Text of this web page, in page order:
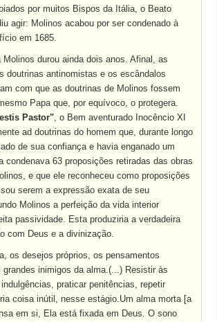
por muitos Bispos da Itália, o Beato
agir: Molinos acabou por ser condenado à
em 1685.
durou ainda dois anos. Afinal, as
doutrinas antinomistas e os escândalos
com que as doutrinas de Molinos fossem
Papa que, por equívoco, o protegera.
Pastor", o Bem aventurado Inocêncio XI
ad doutrinas do homem que, durante longo
de sua confiança e havia enganado um
condenava 63 proposições retiradas das obras
e que ele reconheceu como proposições
serem a expressão exata de seu
Molinos a perfeição da vida interior
passividade. Esta produziria a verdadeira
com Deus e a divinização.
os desejos próprios, os pensamentos
grandes inimigos da alma.(...) Resistir às
praticar penitências, repetir
coisa inútil, nesse estágio.Um alma morta [a
em si, Ela está fixada em Deus. O sono